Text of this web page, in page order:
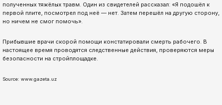
полученных тяжёлых травм. Один из свидетелей рассказал: «Я подошёл к
первой плите, посмотрел под неё — нет. Затем перешёл на другую сторону,
но ничем не смог помочь».
Прибывшие врачи скорой помощи констатировали смерть рабочего. В
настоящее время проводятся следственные действия, проверяются меры
безопасности на стройплощадке.
Source: www.gazeta.uz